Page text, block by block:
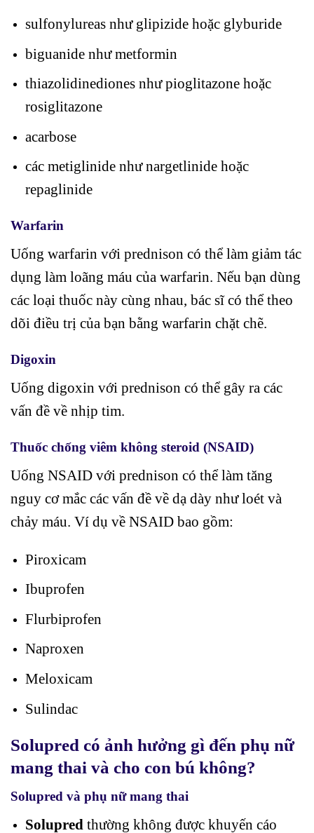
sulfonylureas như glipizide hoặc glyburide
biguanide như metformin
thiazolidinediones như pioglitazone hoặc
rosiglitazone
acarbose
các metiglinide như nargetlinide hoặc
repaglinide
Warfarin
Uống warfarin với prednison có thể làm giảm tác
dụng làm loãng máu của warfarin. Nếu bạn dùng
các loại thuốc này cùng nhau, bác sĩ có thể theo
dõi điều trị của bạn bằng warfarin chặt chẽ.
Digoxin
Uống digoxin với prednison có thể gây ra các
vấn đề về nhịp tim.
Thuốc chống viêm không steroid (NSAID)
Uống NSAID với prednison có thể làm tăng
nguy cơ mắc các vấn đề về dạ dày như loét và
chảy máu. Ví dụ về NSAID bao gồm:
Piroxicam
Ibuprofen
Flurbiprofen
Naproxen
Meloxicam
Sulindac
Solupred có ảnh hưởng gì đến phụ nữ
mang thai và cho con bú không?
Solupred và phụ nữ mang thai
Solupred thường không được khuyến cáo